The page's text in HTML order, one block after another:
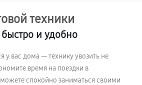
техники
и удобно
у вас дома — технику увозить не
время на поездки в
спокойно заниматься своими